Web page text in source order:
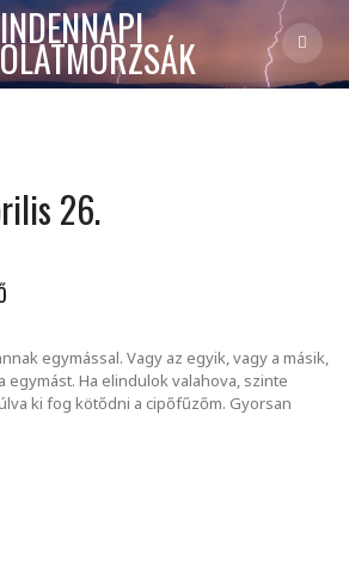
26.
egymással. Vagy az egyik, vagy a másik,
egymást. Ha elindulok valahova, szinte
ki fog kötődni a cipőfűzőm. Gyorsan